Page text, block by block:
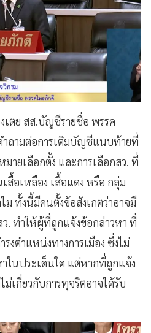
ตย สส.บัญชีรายชื่อ พรรค
ำถามต่อการเติมบัญชีแนบท้ายที่
ายเลือกตั้ง และการเลือกสว. ที่
สื้อเหลือง เสื้อแดง หรือ กลุ่ม
ม ทั้งนี้มีคนตั้งข้อสังเกตว่าอาจมี
ว. ทำให้ผู้ที่ถูกแจ้งข้อกล่าวหา ที่
งตำแหน่งทางการเมือง ซึ่งไม่
ในประเด็นใด แต่หากที่ถูกแจ้ง
เกี่ยวกับการทุจริตอาจได้รับ